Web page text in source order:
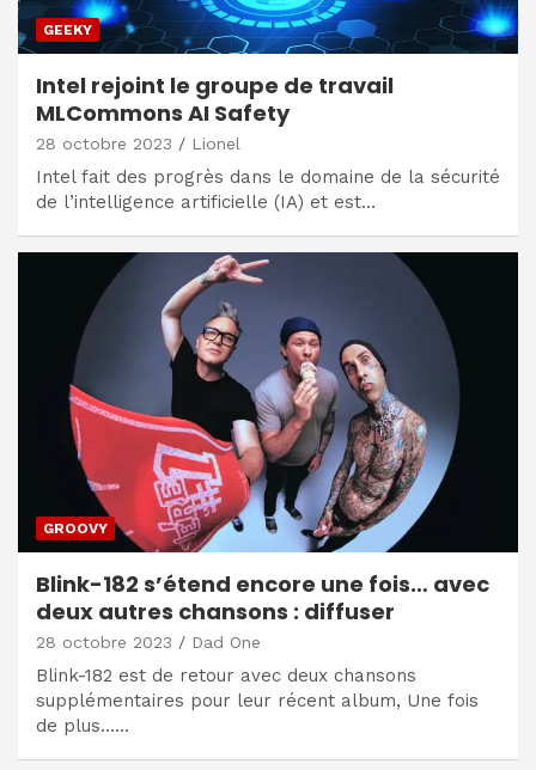
GEEKY
Intel rejoint le groupe de travail
MLCommons AI Safety
28 octobre 2023 Lionel
Intel fait des progrès dans le domaine de la sécurité
de l’intelligence artificielle (IA) et est…
GROOVY
Blink-182 s’étend encore une fois… avec
deux autres chansons : diffuser
28 octobre 2023 Dad One
Blink-182 est de retour avec deux chansons
supplémentaires pour leur récent album, Une fois
de plus……